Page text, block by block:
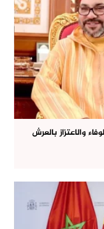
والاعتزاز بالعرش